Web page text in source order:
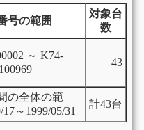
号の範囲
対象台
数
～ K74-
43
の全体の範
17～1999/05/31
計43台